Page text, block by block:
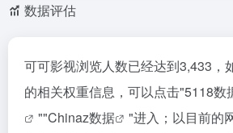
数据评估
可可影视浏览人数已经达到3,433，
的相关权重信息，可以点击"5118数
""Chinaz数据
"进入；以目前的